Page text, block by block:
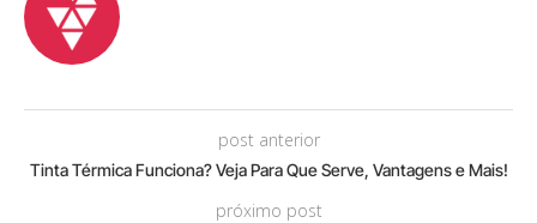
post anterior
Tinta Térmica Funciona? Veja Para Que Serve, Vantagens e Mais!
próximo post